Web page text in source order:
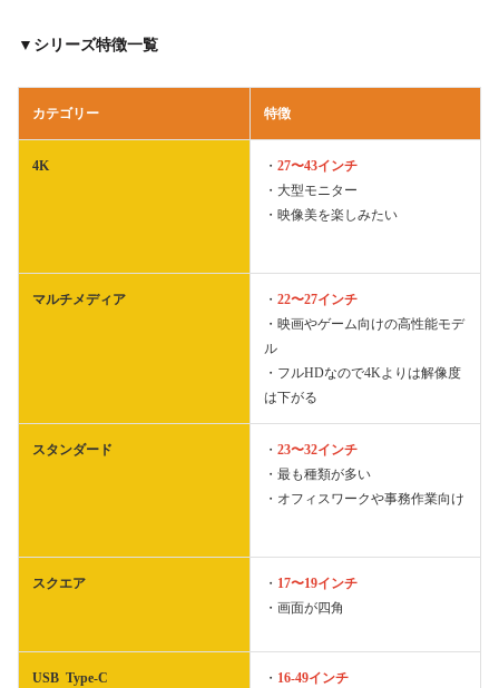
▼シリーズ特徴一覧
カテゴリー 特徴
4K ・ 27〜43インチ
・大型モニター
・映像美を楽しみたい
マルチメディア ・ 22〜27インチ
・映画やゲーム向けの高性能モデ
ル
・フルHDなので4Kよりは解像度
は下がる
スタンダード ・ 23〜32インチ
・最も種類が多い
・オフィスワークや事務作業向け
スクエア ・ 17〜19インチ
・画面が四角
USB Type-C ・ 16-49インチ